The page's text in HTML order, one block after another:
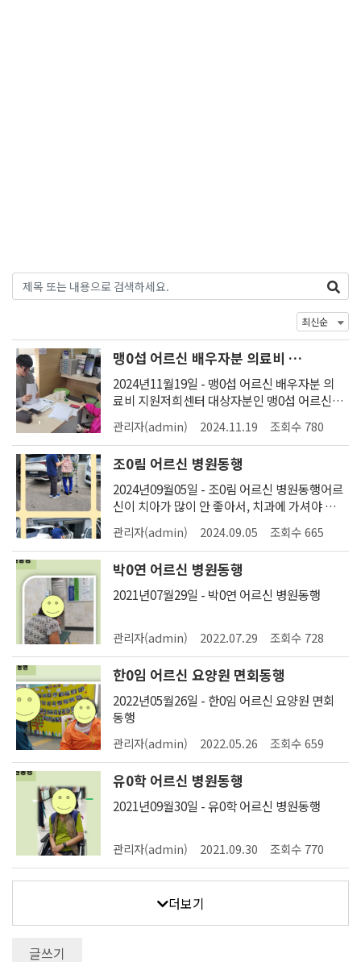
맹0섭 어르신 배우자분 의료비 지
원
2024년11월19일 - 맹0섭 어르신 배우자분 의
료비 지원저희센터 대상자분인 맹0섭 어르신의
배우자분 입니다.무릎이 많이 안 좋았는데, 수
술을 계속 하지 않으시다가 최근에 무릎이 너무
안좋아서 검사를 받았는데 수술을 하셔야 한다
고 해서 수술 후 퇴원하셨습니다.그런데 수술비
를 내고 나니까 어르신들이 경제적으로 어려운
이 가중되어 국민건강보험공단에서 제공하는
재난적 의료비 신청을 도와드렸습니다.어르신
들은 국가에서 의료비 지원을 받는 부분에 대부
분 거의 모르시기 때문에 센터에서 해결해 주지
않으면 지원을 받기가 힘듭니다.저희 센터에서
는 이런 중요한 부분은 반드시 챙겨드리고 있습
니다.맹0섭 어르신 배우자분의 필요 서류를 챙
재난적 의료비 지원을 받기 위해서 필요한 서류
들이 많고 어르신이 혼자서 준비하시기가 힘들
어서 서류 준비하는 것을 도와 드리고, 공단에
모시고 가서 상담받고 제출하였습니다.공단에
서 상담한 결과 많은 부분을 지원 받을 수 있다
는
관리자(admin) 2024.11.19 조회수 780
조0림 어르신 병원동행
2024년09월05일 - 조0림 어르신 병원동행어르
신이 치아가 많이 안 좋아서, 치과에 가셔야 하
는데 워커가 없으면 거동을 거의 못 하시고워커
를 사용하셔도 조금만 걸어가면 쉬면서 걸어가
셔야 하는 상황이기 때문에, 사회복지사 선생님
이 차량 이동과 어르신 거동하는 것을 도와드렸
습니다.어르신이 병원에 가셔야 하는데 거동하
는 것이 많이 힘들고 거리가 멀어서 요양보호사
신이 요양보호사 선생님과 이동하기가 힘든 상
황에서는 담당 사회복지사 선생님이 차량 이동
을 도와드리고 있습니다.병원이동 도움의 손길
이 필요한 어르신에게 차량 지원은 어르신과 요
양보호사 선생님들이 항상 고마워하고 있는 부
분 입니다.
관리자(admin) 2024.09.05 조회수 665
박0연 어르신 병원동행
2021년07월29일 - 박0연 어르신 병원동행
관리자(admin) 2022.07.29 조회수 728
한0임 어르신 요양원 면회동행
2022년05월26일 - 한0임 어르신 요양원 면회
동행
관리자(admin) 2022.05.26 조회수 659
유0학 어르신 병원동행
2021년09월30일 - 유0학 어르신 병원동행
관리자(admin) 2021.09.30 조회수 770
더보기
글쓰기